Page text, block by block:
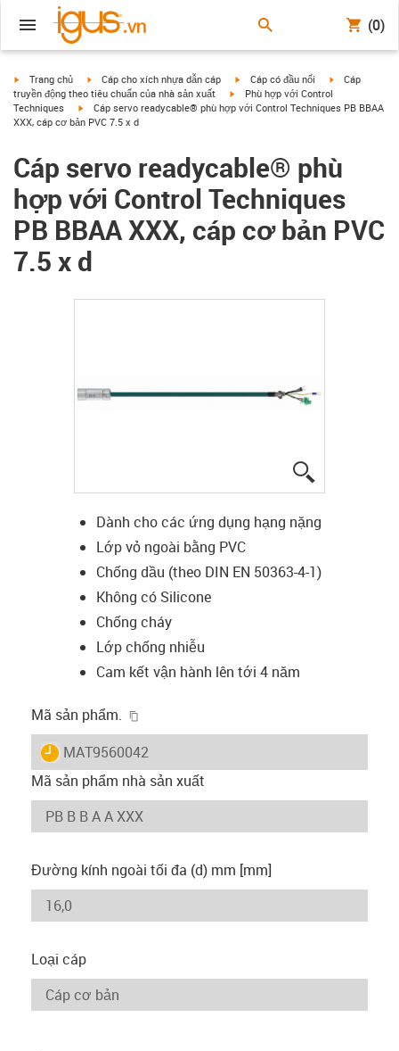
(0)
igus-icon-arrow-right
Trang chủ igus-icon-arrow-right
Cáp cho xích nhựa dẫn cáp igus-icon-arrow-right
Cáp có đầu nối igus-icon-
Cáp
truyền động theo tiêu chuẩn của nhà sản xuất
igus-icon-arrow-right
Phù hợp với Control
Techniques
igus-icon-arrow-right
Cáp servo readycable® phù hợp với Control Techniques PB BBAA
XXX, cáp cơ bản PVC 7.5 x d
Cáp servo readycable® phù
hợp với Control Techniques
PB BBAA XXX, cáp cơ bản PVC
7.5 x d
Dành cho các ứng dụng hạng nặng
Lớp vỏ ngoài bằng PVC
Chống dầu (theo DIN EN 50363-4-1)
Không có Silicone
Chống cháy
Lớp chống nhiễu
Cam kết vận hành lên tới 4 năm
Mã sản phẩm.
igus-icon-lieferzeit
MAT9560042
Mã sản phẩm nhà sản xuất
Đường kính ngoài tối đa (d) mm [mm]
Loại cáp